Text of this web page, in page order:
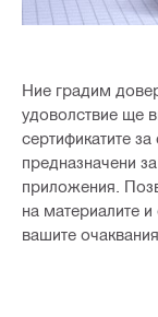
Ние градим
удоволствие ще
сертификатите за
предназначени
приложения.
на материалите
вашите